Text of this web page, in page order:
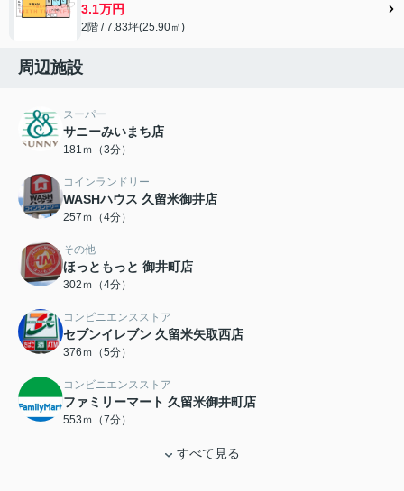
3.1万円
2階 / 7.83坪(25.90㎡)
周辺施設
スーパー
サニーみいまち店
181ｍ（3分）
コインランドリー
WASHハウス 久留米御井店
257ｍ（4分）
その他
ほっともっと 御井町店
302ｍ（4分）
コンビニエンスストア
セブンイレブン 久留米矢取西店
376ｍ（5分）
コンビニエンスストア
ファミリーマート 久留米御井町店
553ｍ（7分）
すべて見る